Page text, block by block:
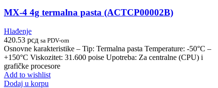
MX-4 4g termalna pasta (ACTCP00002B)
Hlađenje
420.53 рсд sa PDV-om
Osnovne karakteristike – Tip: Termalna pasta Temperature: -50°C –
+150°C Viskozitet: 31.600 poise Upotreba: Za centralne (CPU) i
grafičke procesore
Add to wishlist
Dodaj u korpu